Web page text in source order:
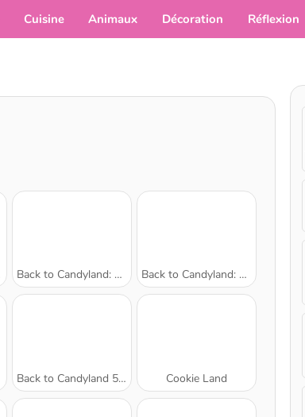
Cuisine Animaux Décoration Réflexion
Back to Candyland: Episode 2 Back to Candyland: Episode 1
Back to Candyland 5: Montagne Choco Cookie Land